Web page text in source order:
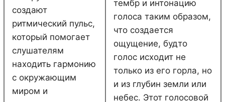
создают
ритмический пульс,
который помогает
слушателям
находить гармонию
с окружающим
миром и
тембр и интонацию
голоса таким образом,
что создается
ощущение, будто
голос исходит не
только из его горла, но
и из глубин земли или
небес. Этот голосовой